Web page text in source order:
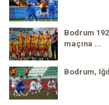
Bodrum
maçına ...
Bodrum,